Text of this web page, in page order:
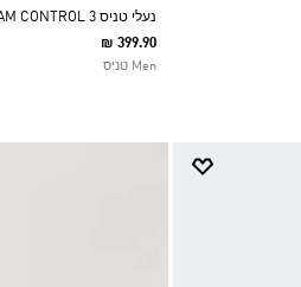
נעלי טניס COURTJAM CONTROL 3
₪ 399.90
Men טניס